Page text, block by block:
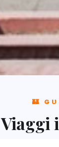
🏰
Viaggi